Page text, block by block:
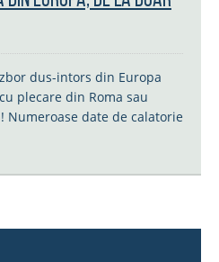
dus-intors din Europa
plecare din Roma sau
Numeroase date de calatorie